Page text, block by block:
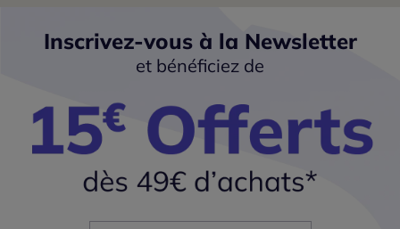
Inscrivez-vous à la Newsletter
et bénéficiez de